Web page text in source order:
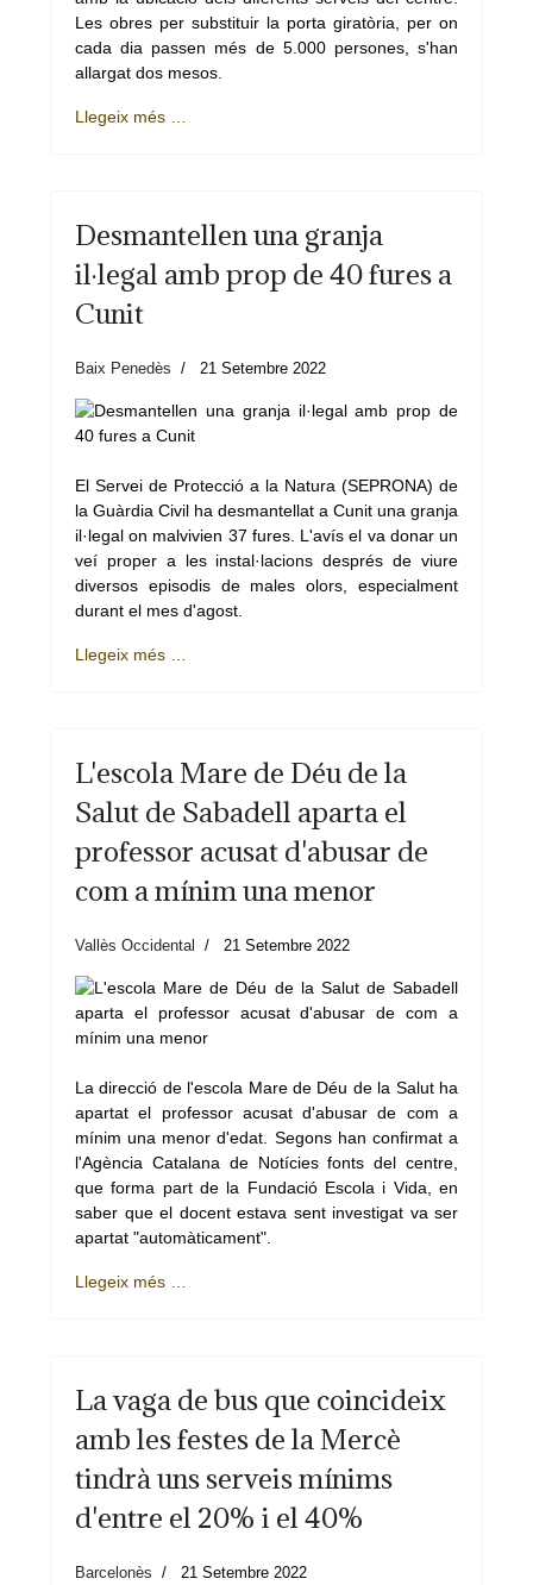
Les obres per substituir la porta giratòria, per on
cada dia passen més de 5.000 persones, s'han
allargat dos mesos.
Llegeix més …
Desmantellen una granja
il·legal amb prop de 40 fures a
Cunit
Baix Penedès 21 Setembre 2022
El Servei de Protecció a la Natura (SEPRONA) de
la Guàrdia Civil ha desmantellat a Cunit una granja
il·legal on malvivien 37 fures. L'avís el va donar un
veí proper a les instal·lacions després de viure
diversos episodis de males olors, especialment
durant el mes d'agost.
Llegeix més …
L'escola Mare de Déu de la
Salut de Sabadell aparta el
professor acusat d'abusar de
com a mínim una menor
Vallès Occidental 21 Setembre 2022
La direcció de l'escola Mare de Déu de la Salut ha
apartat el professor acusat d'abusar de com a
mínim una menor d'edat. Segons han confirmat a
l'Agència Catalana de Notícies fonts del centre,
que forma part de la Fundació Escola i Vida, en
saber que el docent estava sent investigat va ser
apartat "automàticament".
Llegeix més …
La vaga de bus que coincideix
amb les festes de la Mercè
tindrà uns serveis mínims
d'entre el 20% i el 40%
Barcelonès 21 Setembre 2022